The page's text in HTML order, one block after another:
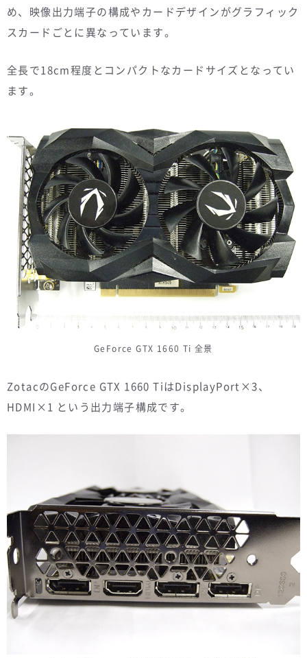
め、映像出力端子の構成やカードデザインがグラフィック
スカードごとに異なっています。
全長で18cm程度とコンパクトなカードサイズとなってい
ます。
GeForce GTX 1660 Ti 全景
ZotacのGeForce GTX 1660 TiはDisplayPort×3、
HDMI×1 という出力端子構成です。